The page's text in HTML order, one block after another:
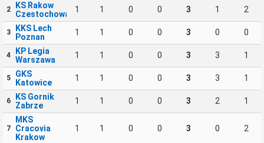
2
KS Rakow
Czestochowa
1 1 0 0 3 1 2
3
KKS Lech
Poznan
1 1 0 0 3 0 0
4
KP Legia
Warszawa
1 1 0 0 3 3 1
5
GKS
Katowice
1 1 0 0 3 3 1
6
KS Gornik
Zabrze
1 1 0 0 3 2 1
7
MKS
Cracovia
Krakow
1 1 0 0 3 0 2